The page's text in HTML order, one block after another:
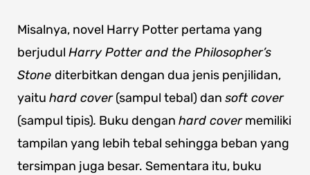
Misalnya, novel Harry Potter pertama yang
berjudul Harry Potter and the Philosopher’s
Stone diterbitkan dengan dua jenis penjilidan,
yaitu hard cover(sampul tebal) dan soft cover
(sampul tipis). Buku dengan hard covermemiliki
tampilan yang lebih tebal sehingga beban yang
tersimpan juga besar. Sementara itu, buku